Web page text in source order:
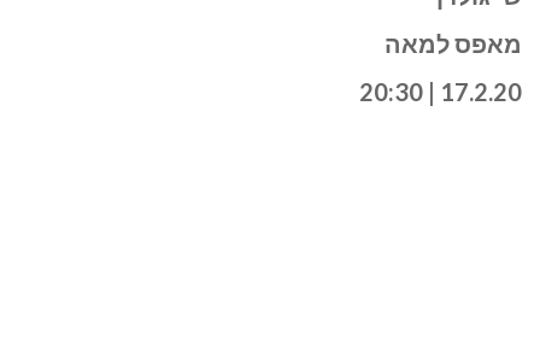
מאפס למאה
17.2.20 | 20:30